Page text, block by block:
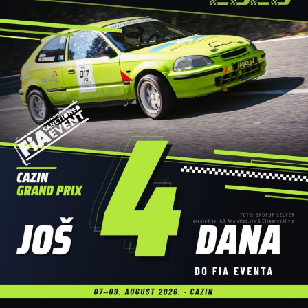
Posebna pažnja posvećena je sigurnosti svih učesnika. Za
bezbjednost na vodi tokom cijele trase bila je zadužena
Gorska služba spašavanja – Stanica Cazin, čiji su
pripadnici profesionalno pratili događaj i osigurali da
regata protekne bez poteškoća.
Dodatnu atrakciju ovogodišnjoj manifestaciji dali su brojni
sadržaji uz rijeku, među kojima su posebnu pažnju privukli
atraktivni skokovi u vodu, koji su izazvali oduševljenje
publike i upotpunili cjelodnevni program.
Veliki broj učesnika, odlična atmosfera i pozitivna energija
još jednom su pokazali daCazinska unska regata
veliki potencijal da u narednim godinama preraste u jedan
od najznačajnijih turističko-sportskih događaja u Bosni i
Hercegovini.
Organizatori su na kraju zahvalili svim učesnicima,